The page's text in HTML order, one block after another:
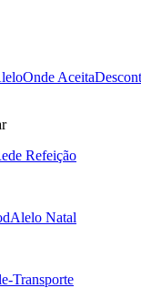
Onde Aceita
Refeição
Alelo Natal
Transporte